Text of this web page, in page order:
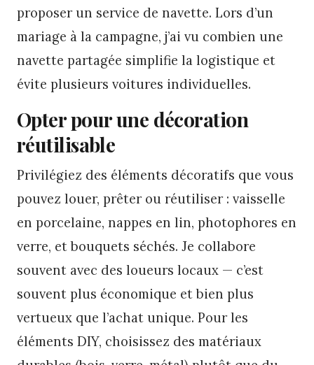
proposer un service de navette. Lors d’un
mariage à la campagne, j’ai vu combien une
navette partagée simplifie la logistique et
évite plusieurs voitures individuelles.
Opter pour une décoration
réutilisable
Privilégiez des éléments décoratifs que vous
pouvez louer, prêter ou réutiliser : vaisselle
en porcelaine, nappes en lin, photophores en
verre, et bouquets séchés. Je collabore
souvent avec des loueurs locaux — c’est
souvent plus économique et bien plus
vertueux que l’achat unique. Pour les
éléments DIY, choisissez des matériaux